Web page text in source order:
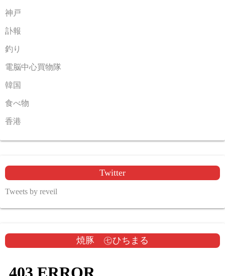
神戸
訃報
釣り
電脳中心買物隊
韓国
食べ物
香港
Twitter
Tweets by reveil
焼豚 ㊆ひちまる